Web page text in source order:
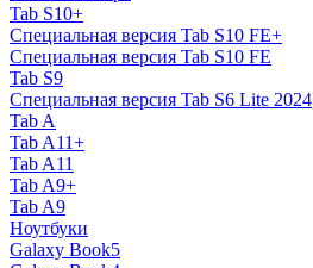
Tab S10+
Специальная версия Tab S10 FE+
Специальная версия Tab S10 FE
Tab S9
Специальная версия Tab S6 Lite 2024
Tab A
Tab A11+
Tab A11
Tab A9+
Tab A9
Ноутбуки
Galaxy Book5